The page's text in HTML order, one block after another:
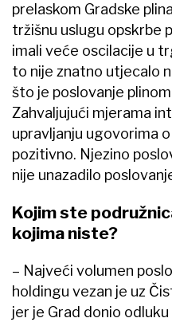
prelaskom Gradske
tržišnu uslugu opskrbe
imali veće oscilacije u
to nije znatno utjecalo
što je poslovanje
Zahvaljujući mjerama
upravljanju ugovorima
pozitivno. Njezino
nije unazadilo
Kojim ste
kojima niste?
– Najveći volumen
holdingu vezan je uz
jer je Grad donio